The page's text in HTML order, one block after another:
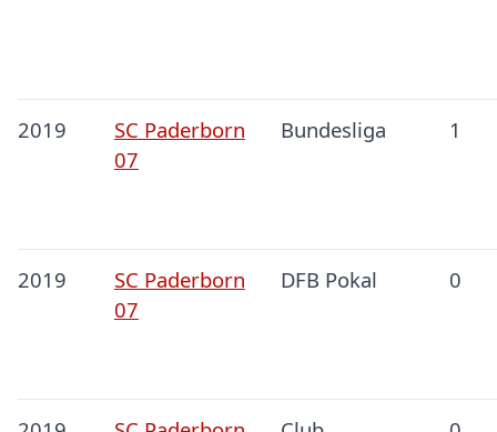
2019
SC Paderborn
07
Bundesliga 1
2019
SC Paderborn
07
DFB Pokal 0